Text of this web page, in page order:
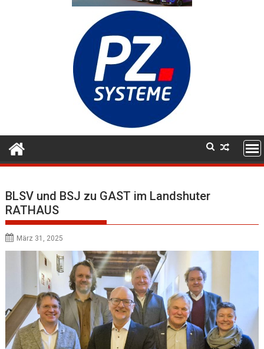
BLSV und BSJ zu GAST im Landshuter
RATHAUS
März 31, 2025